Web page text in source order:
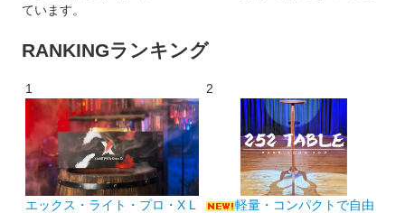
ています。
RANKINGランキング
1
エックス・ライト・プロ・X L
2
軽量・コンパクトで自由